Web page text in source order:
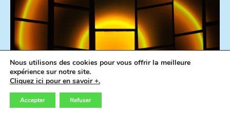
Nous utilisons des cookies pour vous offrir la meilleure
expérience sur notre site.
Cliquez ici pour en savoir +.
Accepter Refuser